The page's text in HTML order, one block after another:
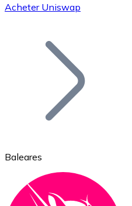
Bitcoin
Acheter Uniswap
Baleares